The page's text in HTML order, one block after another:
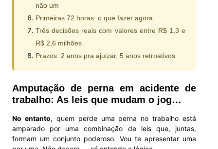
não um
Primeiras 72 horas: o que fazer agora
Três decisões reais com valores entre R$ 1,3 e
R$ 2,6 milhões
Prazos: 2 anos pra ajuizar, 5 anos retroativos
Amputação de perna em acidente de
trabalho: As leis que mudam o jog…
No entanto, quem perde uma perna no trabalho está
amparado por uma combinação de leis que, juntas,
formam um conjunto poderoso. Vou te apresentar uma